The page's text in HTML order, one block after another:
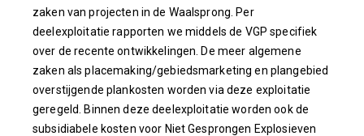
zaken van projecten in de Waalsprong. Per
deelexploitatie rapporten we middels de VGP specifiek
over de recente ontwikkelingen. De meer algemene
zaken als placemaking/gebiedsmarketing en plangebied
overstijgende plankosten worden via deze exploitatie
geregeld. Binnen deze deelexploitatie worden ook de
subsidiabele kosten voor Niet Gesprongen Explosieven